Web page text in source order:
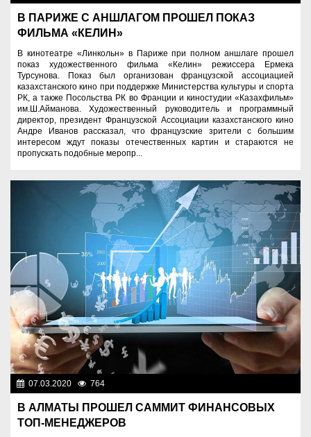
В ПАРИЖЕ С АНШЛАГОМ ПРОШЕЛ ПОКАЗ
ФИЛЬМА «КЕЛИН»
В кинотеатре «Линкольн» в Париже при полном аншлаге прошел
показ художественного фильма «Келин» режиссера Ермека
Турсунова. Показ был организован французской ассоциацией
казахстанского кино при поддержке Министерства культуры и спорта
РК, а также Посольства РК во Франции и киностудии «Казахфильм»
им.Ш.Айманова. Художественный руководитель и программный
директор, президент Французской Ассоциации казахстанского кино
Андре Иванов рассказал, что французские зрители с большим
интересом ждут показы отечественных картин и стараются не
пропускать подобные меропр...
07.03.2020 764
В АЛМАТЫ ПРОШЕЛ САММИТ ФИНАНСОВЫХ
ТОП-МЕНЕДЖЕРОВ